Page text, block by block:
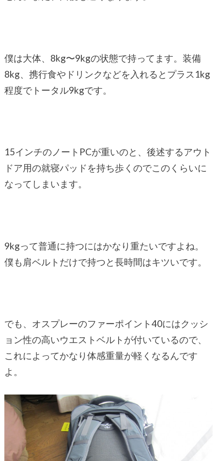
僕は大体、8kg〜9kgの状態で持ってます。装備
8kg、携行食やドリンクなどを入れるとプラス1kg
程度でトータル9kgです。
15インチのノートPCが重いのと、後述するアウト
ドア用の就寝パッドを持ち歩くのでこのくらいに
なってしまいます。
9kgって普通に持つにはかなり重たいですよね。
僕も肩ベルトだけで持つと長時間はキツいです。
でも、オスプレーのファーポイント40にはクッシ
ョン性の高いウエストベルトが付いているので、
これによってかなり体感重量が軽くなるんです
よ。